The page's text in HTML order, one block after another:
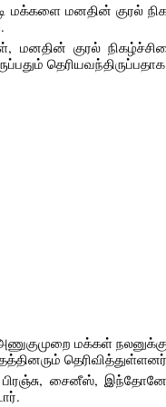
மக்களை மனதின் குரல்
மனதின் குரல்
மக்கள்
சைனீஸ்,